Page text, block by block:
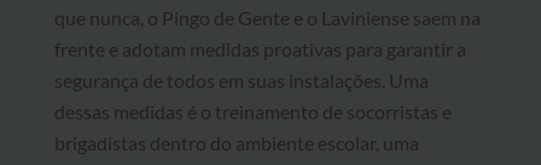
que nunca, o Pingo de Gente e o Laviniense saem na
frente e adotam medidas proativas para garantir a
segurança de todos em suas instalações. Uma
dessas medidas é o treinamento de socorristas e
brigadistas dentro do ambiente escolar, uma